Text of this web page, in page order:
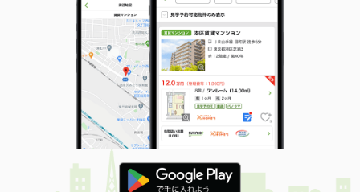
山口県山口市泉都町
価 格
4.50万円
住 所
山口県山口市泉都町
専有面積 26.49m²
間取り
1K
山口県防府市大字大崎
価 格
4.30万円